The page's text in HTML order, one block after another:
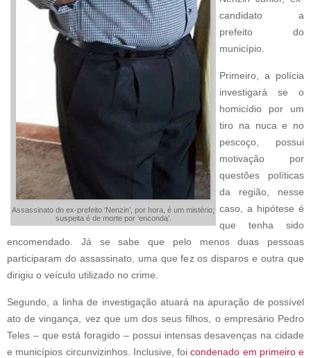
Assassinato do ex-prefeito ‘Nenzin’, por hora, é um mistério;
suspeita é de morte por ‘enconda’.
candidato a
prefeito do
município.
Primeiro, a polícia
investigará se o
homicídio por um
tiro na nuca e no
pescoço, possui
motivação por
questões políticas
da região, nesse
caso, a hipótese é
que tenha sido
encomendado. Já se sabe que pelo menos duas pessoas
participaram do assassinato, uma que fez os disparos e outra que
dirigiu o veículo utilizado no crime.
Segundo, a linha de investigação atuará na apuração de possível
ato de vingança, vez que um dos seus filhos, o empresário Pedro
Teles – que está foragido – possui intensas desavenças na cidade
e municípios circunvizinhos. Inclusive, foicondenado em primeiro e